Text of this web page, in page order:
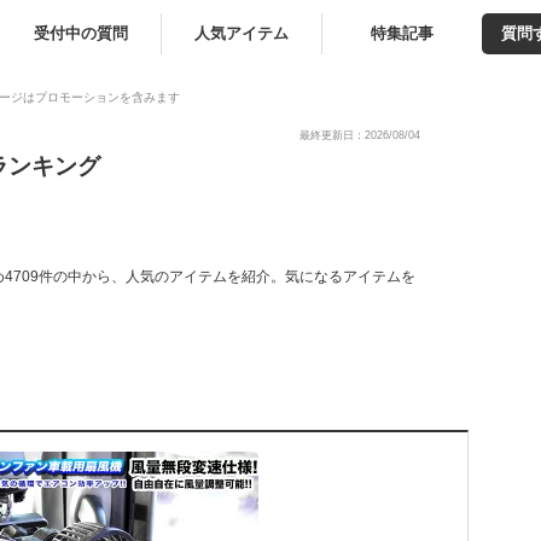
受付中の質問 人気アイテム 特集記事 質問
ジはプロモーションを含みます
最終更新日：2026/08/04
ンキング
件の中から、人気のアイテムを紹介。気になるアイテムを